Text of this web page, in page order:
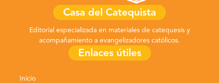
Casa del Catequista
Editorial especializada en materiales de catequesis y
acompañamiento a evangelizadores católicos.
Enlaces útiles
Inicio